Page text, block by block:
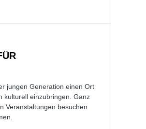
jungen Generation einen Ort
kulturell einzubringen. Ganz
Veranstaltungen besuchen